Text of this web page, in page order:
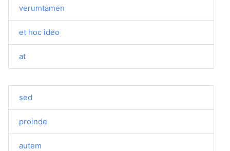
verumtamen
et hoc ideo
at
sed
proinde
autem